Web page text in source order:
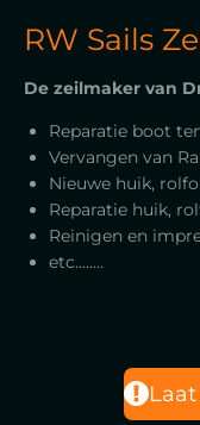
RW Sails
De zeilmaker van
Reparatie boot
Vervangen van
Nieuwe huik,
Reparatie huik,
Reinigen en
etc........